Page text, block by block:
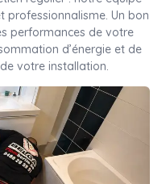
professionnalisme. Un bon
performances de votre
d’énergie et de
votre installation.